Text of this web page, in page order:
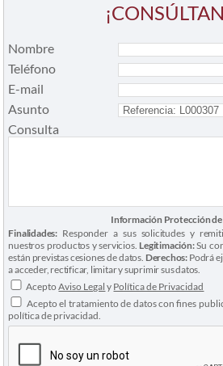
Nombre
Teléfono
E-mail
Asunto
Consulta
Información Protección
Finalidades: Responder a sus solicitudes y
nuestros productos y servicios. Legitimación:Su
están previstas cesiones de datos. Derechos: Podrá
a acceder, rectificar, limitar y suprimir sus datos.
AceptoAviso Legal y Política de Privacidad
Acepto el tratamiento de datos con fines
política de privacidad.